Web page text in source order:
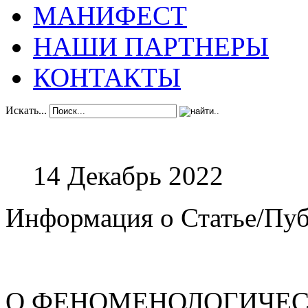
МАНИФЕСТ
НАШИ ПАРТНЕРЫ
КОНТАКТЫ
Искать...
14 Декабрь 2022
Информация о Статье/
О